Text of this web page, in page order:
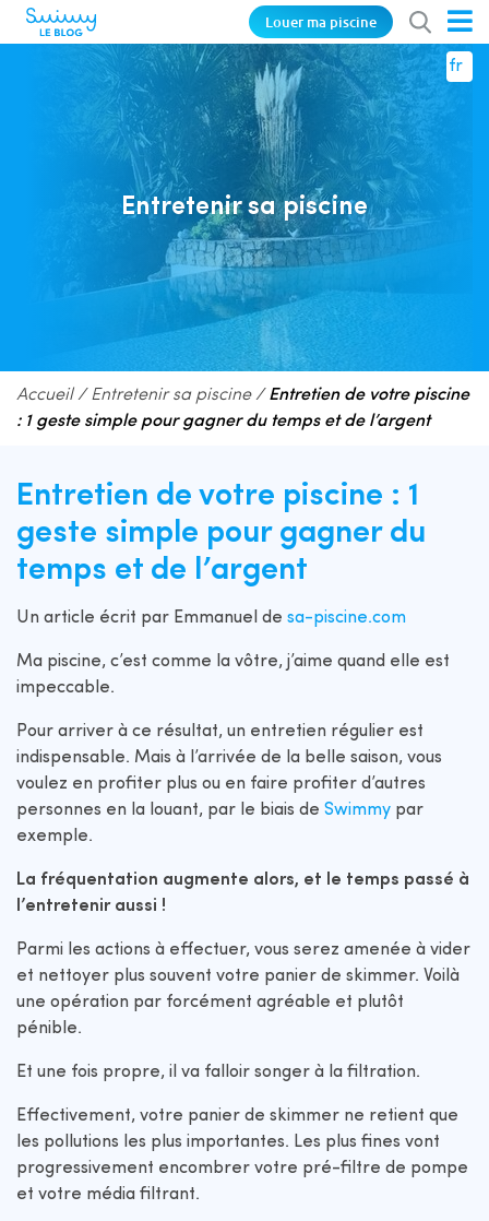
Louer ma piscine
fr
Entretenir sa piscine
Accueil/ Entretenir sa piscine/ Entretien de votre piscine
: 1 geste simple pour gagner du temps et de l’argent
Entretien de votre piscine : 1
geste simple pour gagner du
temps et de l’argent
Un article écrit par Emmanuel de sa-piscine.com
Ma piscine, c’est comme la vôtre, j’aime quand elle est
impeccable.
Pour arriver à ce résultat, un entretien régulier est
indispensable. Mais à l’arrivée de la belle saison, vous
voulez en profiter plus ou en faire profiter d’autres
personnes en la louant, par le biais de Swimmy par
exemple.
La fréquentation augmente alors, et le temps passé à
l’entretenir aussi !
Parmi les actions à effectuer, vous serez amenée à vider
et nettoyer plus souvent votre panier de skimmer. Voilà
une opération par forcément agréable et plutôt
pénible.
Et une fois propre, il va falloir songer à la filtration.
Effectivement, votre panier de skimmer ne retient que
les pollutions les plus importantes. Les plus fines vont
progressivement encombrer votre pré-filtre de pompe
et votre média filtrant.